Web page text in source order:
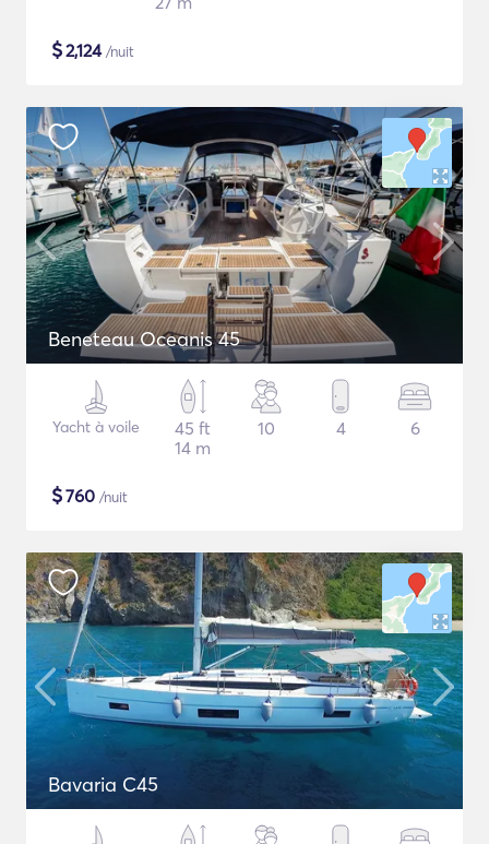
$2,124/nuit
Beneteau Oceanis 45
Yacht à voile
45 ft
14 m
10 4 6
$760 /nuit
Bavaria C45